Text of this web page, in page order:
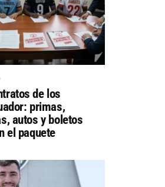
de los
primas,
autos y boletos
el paquete